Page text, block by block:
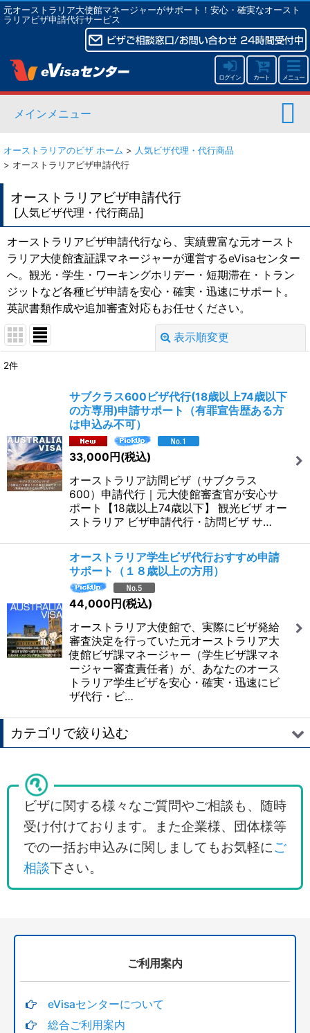
元オーストラリア大使館マネージャーがサポート！安心・確実なオースト
ラリアビザ申請代行サービス
ログイン カート メニュー
メインメニュー
オーストラリアのビザ ホーム > 人気ビザ代理・代行商品
> オーストラリアビザ申請代行
オーストラリアビザ申請代行
[人気ビザ代理・代行商品]
オーストラリアビザ申請代行なら、実績豊富な元オースト
ラリア大使館査証課マネージャーが運営するeVisaセンター
へ。観光・学生・ワーキングホリデー・短期滞在・トラン
ジットなど各種ビザ申請を安心・確実・迅速にサポート。
英訳書類作成や追加審査対応もお任せください。
表示順変更
サブカテゴリ
表示数:
並び順:
絞り込む
2件
サブクラス600ビザ代行(18歳以上74歳以下
の方専用)申請サポート（有罪宣告歴ある方
は申込み不可）
33,000 円 (税込)
オーストラリア訪問ビザ（サブクラス
600）申請代行｜元大使館審査官が安心サ
ポート【18歳以上74歳以下】 観光ビザ オー
ストラリア ビザ申請代行・訪問ビザ サ…
オーストラリア学生ビザ代行おすすめ申請
サポート（１８歳以上の方用）
44,000 円 (税込)
オーストラリア大使館で、実際にビザ発給
審査決定を行っていた元オーストラリア大
使館ビザ課マネージャー（学生ビザ課マネ
ージャー審査責任者）が、あなたのオース
トラリア学生ビザを安心・確実・迅速にビ
ザ代行・ビ…
カテゴリで絞り込む
オーストラリアビザ申請代行 (全商品)
訪問ビザ（観光ビザ）サブクラス600
オーストラリア国内での滞在延長
オーストラリアのワーキングホリデービザ
サブクラス４０８研究活動ビザ Research activities
サブクラス400
ビザに関する様々なご質問やご相談も、随時
受け付けております。また企業様、団体様等
での一括お申込みに関しましてもお気軽にご
相談下さい。
ご利用案内
eVisaセンターについて
総合ご利用案内